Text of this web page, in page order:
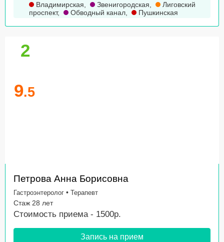
Владимирская, Звенигородская,
Лиговский
проспект, Обводный канал, Пушкинская
2
9.5
Петрова Анна Борисовна
Гастроэнтеролог • Терапевт
Стаж 28 лет
Стоимость приема - 1500р.
Запись на прием